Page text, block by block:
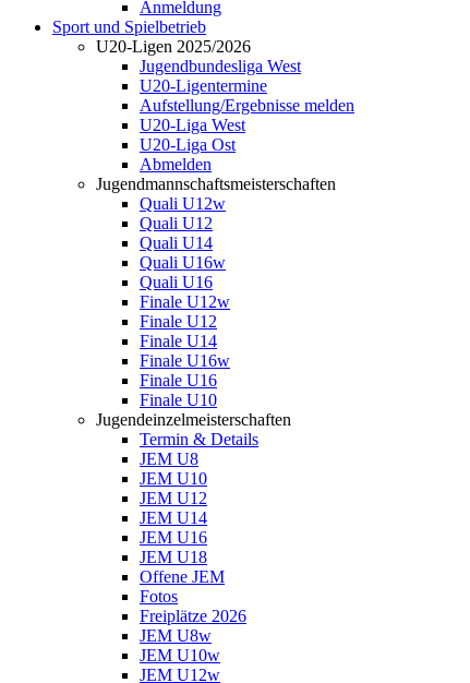
Anmeldung
Sport und Spielbetrieb
U20-Ligen 2025/2026
Jugendbundesliga West
U20-Ligentermine
Aufstellung/Ergebnisse melden
U20-Liga West
U20-Liga Ost
Abmelden
Jugendmannschaftsmeisterschaften
Quali U12w
Quali U12
Quali U14
Quali U16w
Quali U16
Finale U12w
Finale U12
Finale U14
Finale U16w
Finale U16
Finale U10
Jugendeinzelmeisterschaften
Termin & Details
JEM U8
JEM U10
JEM U12
JEM U14
JEM U16
JEM U18
Offene JEM
Fotos
Freiplätze 2026
JEM U8w
JEM U10w
JEM U12w